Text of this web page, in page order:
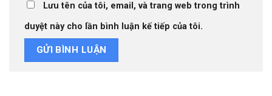
Lưu tên của tôi, email, và trang web trong trình
duyệt này cho lần bình luận kế tiếp của tôi.